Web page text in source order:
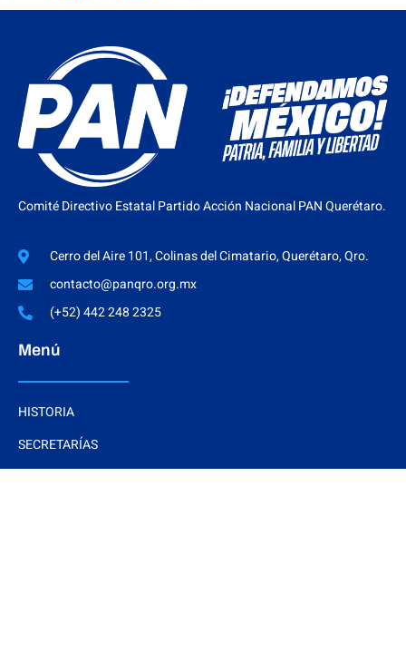
Comité Directivo Estatal Partido Acción Nacional PAN Querétaro.
Cerro del Aire 101, Colinas del Cimatario, Querétaro, Qro.
contacto@panqro.org.mx
(+52) 442 248 2325
Menú
HISTORIA
SECRETARÍAS